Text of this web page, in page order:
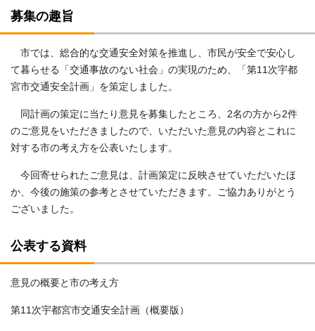
募集の趣旨
市では、総合的な交通安全対策を推進し、市民が安全で安心し
て暮らせる「交通事故のない社会」の実現のため、「第11次宇都
宮市交通安全計画」を策定しました。
同計画の策定に当たり意見を募集したところ、2名の方から2件
のご意見をいただきましたので、いただいた意見の内容とこれに
対する市の考え方を公表いたします。
今回寄せられたご意見は、計画策定に反映させていただいたほ
か、今後の施策の参考とさせていただきます。ご協力ありがとう
ございました。
公表する資料
意見の概要と市の考え方
第11次宇都宮市交通安全計画（概要版）